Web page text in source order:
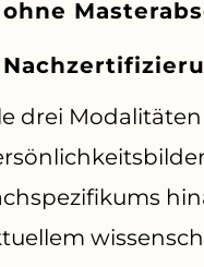
ohne
drei